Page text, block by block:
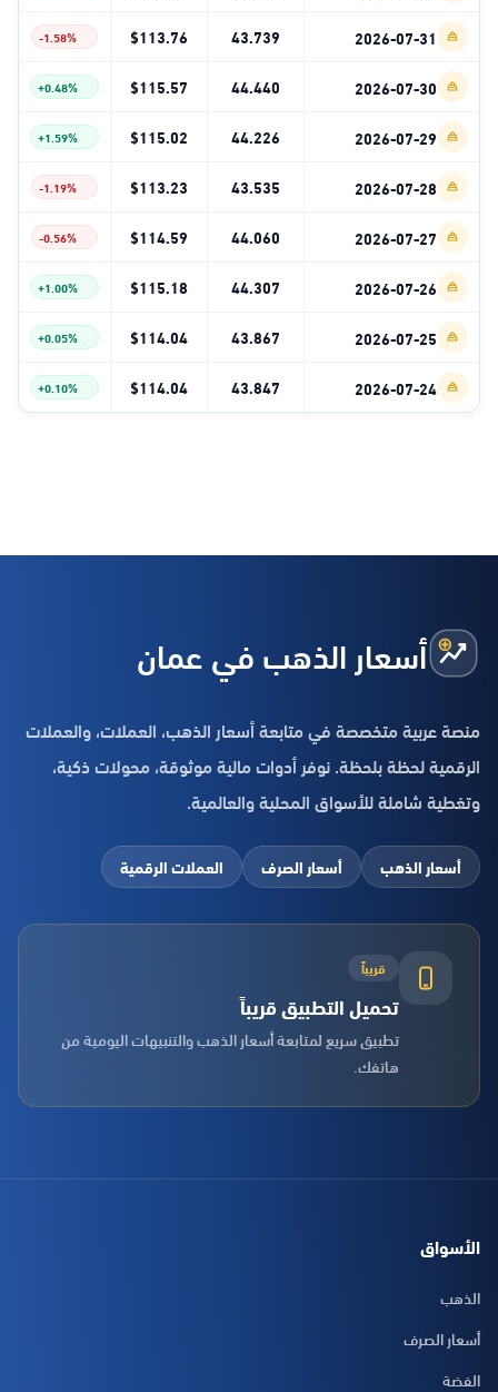
2026-07-31
43.739
$113.76
-1.58%
2026-07-30
44.440
$115.57
+0.48%
2026-07-29
44.226
$115.02
+1.59%
2026-07-28
43.535
$113.23
-1.19%
2026-07-27
44.060
$114.59
-0.56%
2026-07-26
44.307
$115.18
+1.00%
2026-07-25
43.867
$114.04
+0.05%
2026-07-24
43.847
$114.04
+0.10%
أسعار الذهب في عمان
منصة عربية متخصصة في متابعة أسعار الذهب، العملات، والعملات
الرقمية لحظة بلحظة. نوفر أدوات مالية موثوقة، محولات ذكية،
وتغطية شاملة للأسواق المحلية والعالمية.
أسعار الذهب أسعار الصرف العملات الرقمية
قريباً
تحميل التطبيق قريباً
تطبيق سريع لمتابعة أسعار الذهب والتنبيهات اليومية من
هاتفك.
الأسواق
الذهب
أسعار الصرف
الفضة